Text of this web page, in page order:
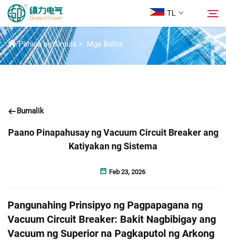
TL
Mga Produkto
Makipag-ugnayan sa Amin
BALITA
Pahina ng Simula > Mga Balita
Bumalik
Paano Pinapahusay ng Vacuum Circuit Breaker ang
Katiyakan ng Sistema
Feb 23, 2026
Pangunahing Prinsipyo ng Pagpapagana ng
Vacuum Circuit Breaker: Bakit Nagbibigay ang
Vacuum ng Superior na Pagkaputol ng Arkong